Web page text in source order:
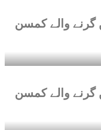
گرنے والے کمسن
گرنے والے کمسن